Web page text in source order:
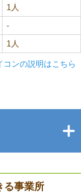
1人
-
1人
コンの説明はこちら
る事業所